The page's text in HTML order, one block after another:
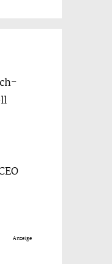
Anzeige